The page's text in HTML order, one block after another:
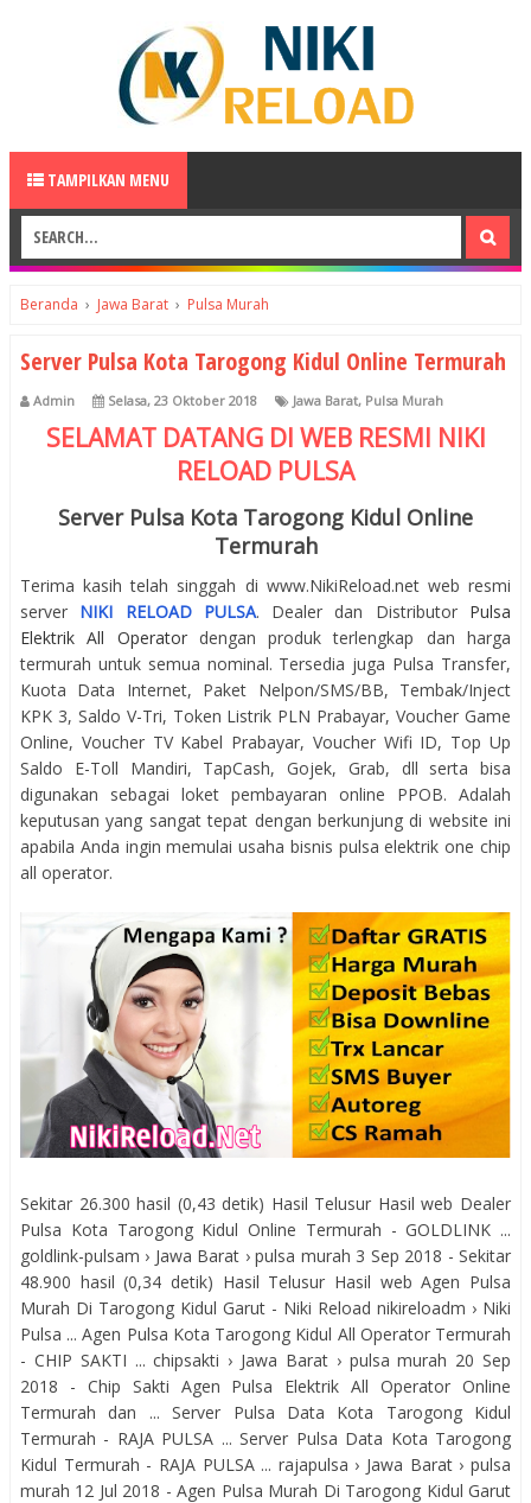
TAMPILKAN MENU
Beranda › Jawa Barat › Pulsa Murah
Server Pulsa Kota Tarogong Kidul Online Termurah
Admin Selasa, 23 Oktober 2018 Jawa Barat, Pulsa Murah
SELAMAT DATANG DI WEB RESMI NIKI
RELOAD PULSA
Server Pulsa Kota Tarogong Kidul Online
Termurah
Terima kasih telah singgah di www.NikiReload.net web resmi
server NIKI RELOAD PULSA. Dealer dan Distributor Pulsa
Elektrik All Operatordengan produk terlengkap dan harga
termurah untuk semua nominal. Tersedia juga Pulsa Transfer,
Kuota Data Internet, Paket Nelpon/SMS/BB, Tembak/Inject
KPK 3, Saldo V-Tri, Token Listrik PLN Prabayar, Voucher Game
Online, Voucher TV Kabel Prabayar, Voucher Wifi ID, Top Up
Saldo E-Toll Mandiri, TapCash, Gojek, Grab, dll serta bisa
digunakan sebagai loket pembayaran online PPOB. Adalah
keputusan yang sangat tepat dengan berkunjung di website ini
apabila Anda ingin memulai usaha bisnis pulsa elektrik one chip
all operator.
Sekitar 26.300 hasil (0,43 detik) Hasil Telusur Hasil web Dealer
Pulsa Kota Tarogong Kidul Online Termurah - GOLDLINK ...
goldlink-pulsam › Jawa Barat › pulsa murah 3 Sep 2018 - Sekitar
48.900 hasil (0,34 detik) Hasil Telusur Hasil web Agen Pulsa
Murah Di Tarogong Kidul Garut - Niki Reload nikireloadm › Niki
Pulsa ... Agen Pulsa Kota Tarogong Kidul All Operator Termurah
- CHIP SAKTI ... chipsakti › Jawa Barat › pulsa murah 20 Sep
2018 - Chip Sakti Agen Pulsa Elektrik All Operator Online
Termurah dan ... Server Pulsa Data Kota Tarogong Kidul
Termurah - RAJA PULSA ... Server Pulsa Data Kota Tarogong
Kidul Termurah - RAJA PULSA ... rajapulsa › Jawa Barat › pulsa
murah 12 Jul 2018 - Agen Pulsa Murah Di Tarogong Kidul Garut